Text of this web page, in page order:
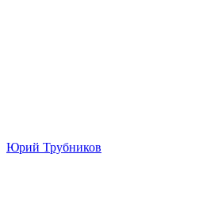
Юрий Трубников